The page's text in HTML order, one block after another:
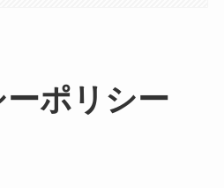
ポリシー